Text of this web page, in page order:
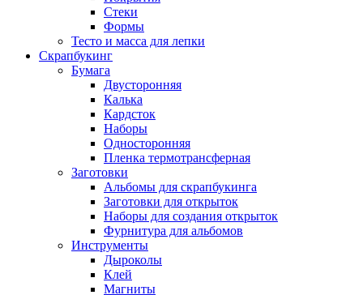
Стеки
Формы
Тесто и масса для лепки
Скрапбукинг
Бумага
Двусторонняя
Калька
Кардсток
Наборы
Односторонняя
Пленка термотрансферная
Заготовки
Альбомы для скрапбукинга
Заготовки для открыток
Наборы для создания открыток
Фурнитура для альбомов
Инструменты
Дыроколы
Клей
Магниты